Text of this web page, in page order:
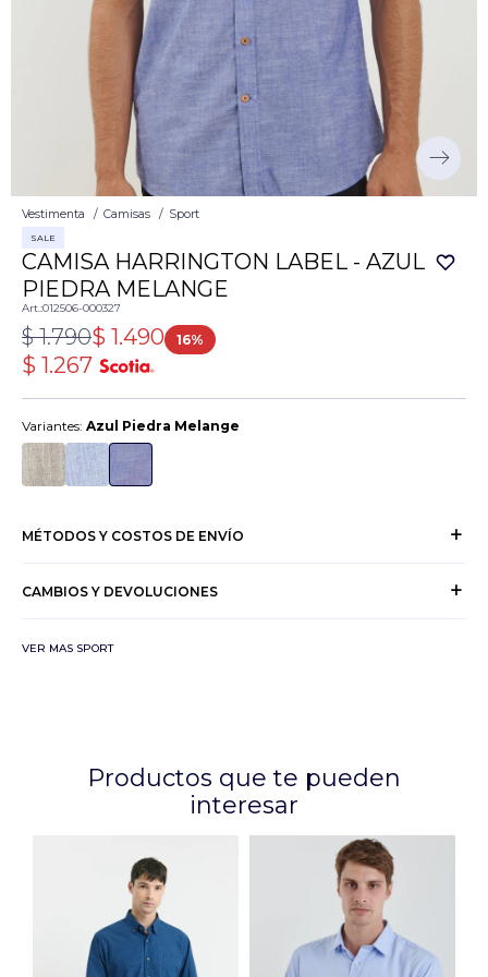
Vestimenta Camisas Sport
SALE
CAMISA HARRINGTON LABEL - AZUL
PIEDRA MELANGE
012506-000327
$ 1.490
$ 1.790 16
$ 1.267
Variantes: Azul Piedra Melange
MÉTODOS Y COSTOS DE ENVÍO
CAMBIOS Y DEVOLUCIONES
VER MAS SPORT
Productos que te pueden
interesar